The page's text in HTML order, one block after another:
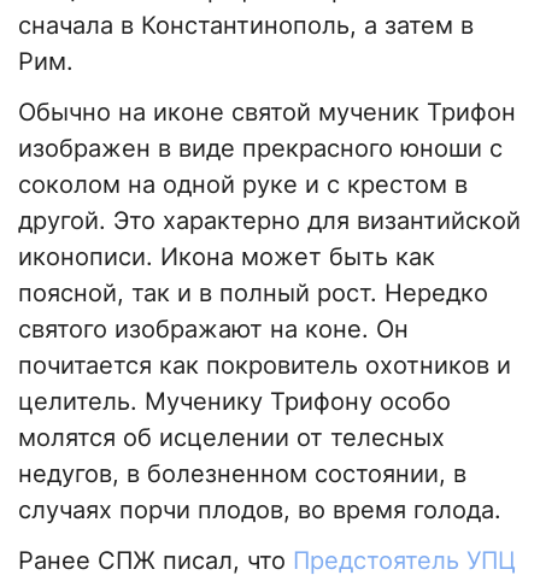
сначала в Константинополь, а затем в
Рим.
Обычно на иконе святой мученик Трифон
изображен в виде прекрасного юноши с
соколом на одной руке и с крестом в
другой. Это характерно для византийской
иконописи. Икона может быть как
поясной, так и в полный рост. Нередко
святого изображают на коне. Он
почитается как покровитель охотников и
целитель. Мученику Трифону особо
молятся об исцелении от телесных
недугов, в болезненном состоянии, в
случаях порчи плодов, во время голода.
Ранее СПЖ писал, что Предстоятель УПЦ